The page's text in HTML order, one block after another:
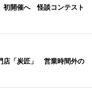
初開催へ 怪談コンテスト
店「炭匠」 営業時間外の